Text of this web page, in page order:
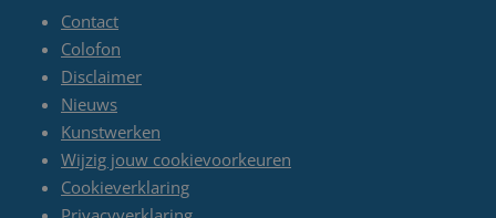
Contact
Colofon
Disclaimer
Nieuws
Kunstwerken
Wijzig jouw cookievoorkeuren
Cookieverklaring